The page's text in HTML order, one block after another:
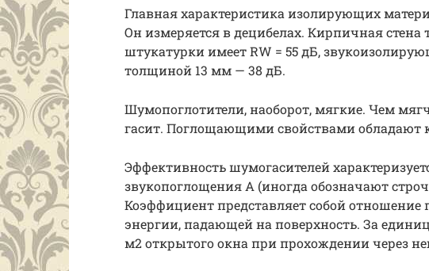
Главная характеристика изолирующих
Он измеряется в децибелах. Кирпичная стена
штукатурки имеет RW = 55 дБ,
толщиной 13 мм — 38 дБ.
Шумопоглотители, наоборот, мягкие. Чем
гасит. Поглощающими свойствами обладают
Эффективность шумогасителей
звукопоглощения А (иногда обозначают
Коэффициент представляет собой отношение
энергии, падающей на поверхность. За
м2 открытого окна при прохождении через